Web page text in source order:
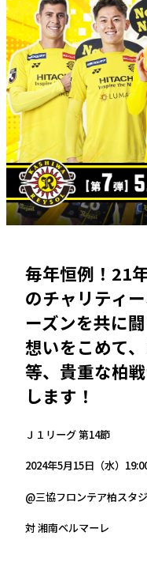
毎年恒例！21
のチャリティ
ーズンを共に
想いをこめて
等、貴重な柏
します！
Ｊ１リーグ 第14節
2024年5月15日（水）
@三協フロンテア柏スタ
対 湘南ベルマーレ